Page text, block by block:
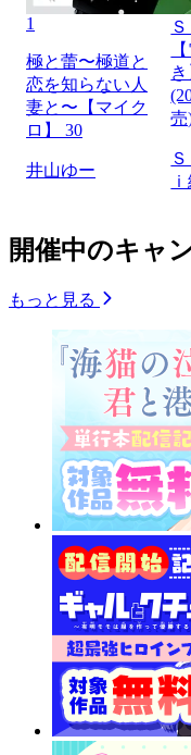
1
極と蕾〜極道と
恋を知らない人
妻と〜【マイク
ロ】 30
井山ゆー
売
開催中のキャ
もっと見る